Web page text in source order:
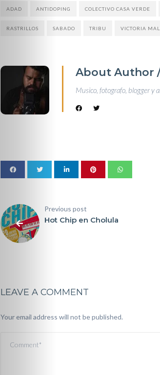
ADAD ANTIDOPING COLECTIVO CASA VERDE
RASTRILLOS SABADO TRIBU VICTORIA
About Author
Musico, fotografo, blogger y
Previous post
Hot Chip en Cholula
LEAVE A COMMENT
Your email address will not be published.